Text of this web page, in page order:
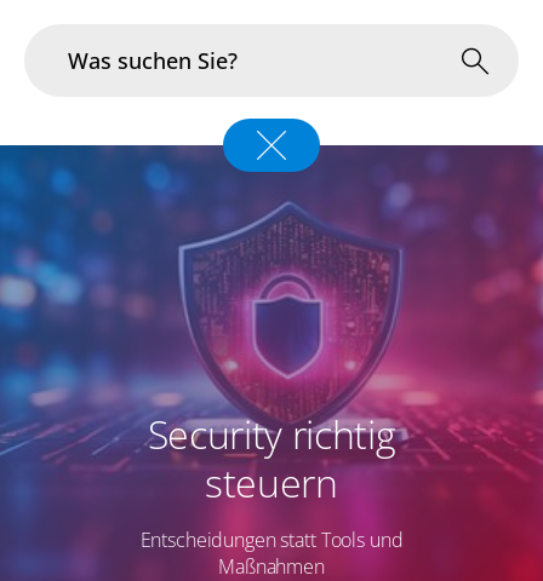
Portfolio
Infrastruktur & Betrieb
Über uns
Karriere
Security richtig
steuern
Entscheidungen statt Tools und
Maßnahmen